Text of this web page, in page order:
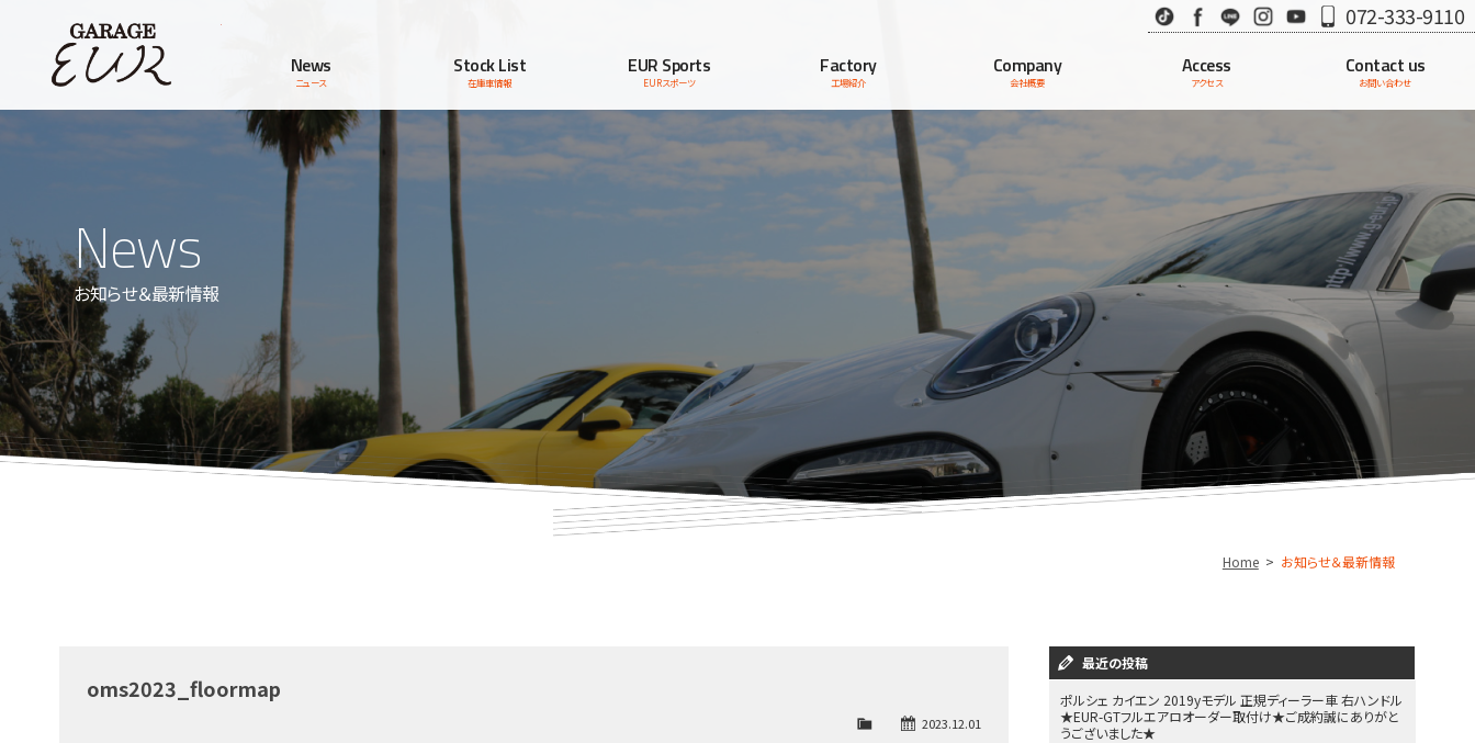
TikTok Facebook
LINE InstagramYoutube072-333-9110
News
ニュース
Stock List
在庫車情報
EUR Sports
EURスポーツ
Factory
工場紹介
Company
会社概要
Access
アクセス
Contact us
お問い合わせ
News
お知らせ＆最新情報
Home お知らせ＆最新情報
oms2023_floormap
2023.12.01
最近の投稿
ポルシェ カイエン 2019yモデル 正規ディーラー車 右ハンドル
★EUR-GTフルエアロオーダー取付け★ご成約誠にありがと
うございました★